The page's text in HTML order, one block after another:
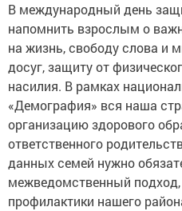
В международный день
напомнить взрослым о
на жизнь, свободу слова и
досуг, защиту от
насилия. В рамках
«Демография» вся наша
организацию здорового
ответственного
данных семей нужно
межведомственный подход,
профилактики нашего